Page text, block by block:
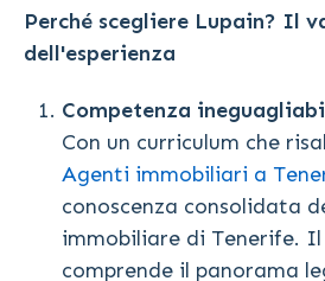
Perché scegliere Lupain? Il
dell'esperienza
Competenza
Con un curriculum che
Agenti immobiliari a
conoscenza consolidata
immobiliare di Tenerife.
comprende il panorama